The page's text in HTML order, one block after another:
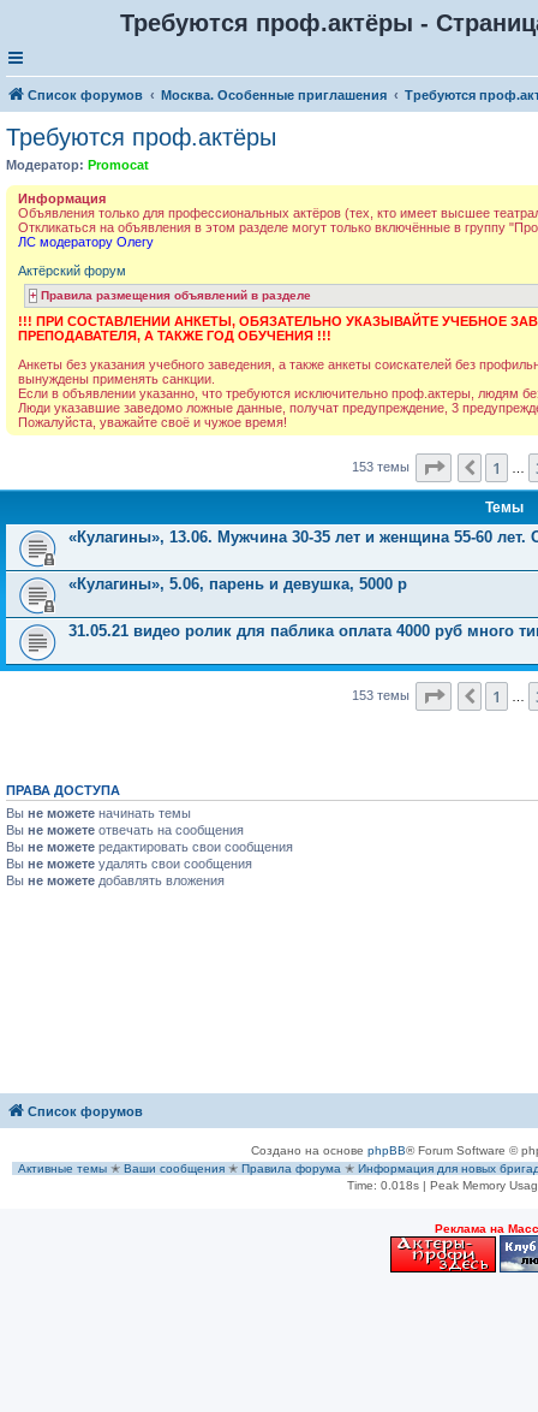
Требуются проф.актёры -
Список форумов Москва. Особенные приглашения Требуются
Требуются проф.актёры
Модератор: Promocat
Информация
Объявления только для профессиональных актёров (тех, кто имеет высшее
Откликаться на объявления в этом разделе могут только включённые в группу
ЛС модератору Олегу
Актёрский форум
Правила размещения объявлений в разделе
!!! ПРИ СОСТАВЛЕНИИ АНКЕТЫ, ОБЯЗАТЕЛЬНО УКАЗЫВАЙТЕ УЧЕБНОЕ
ПРЕПОДАВАТЕЛЯ, А ТАКЖЕ ГОД ОБУЧЕНИЯ !!!
Анкеты без указания учебного заведения, а также анкеты соискателей без
вынуждены применять санкции.
Если в объявлении указанно, что требуются исключительно проф.актеры, людям
Люди указавшие заведомо ложные данные, получат предупреждение, 3
Пожалуйста, уважайте своё и чужое время!
153 темы Страница
Пред.
1
Темы
«Кулагины», 13.06. Мужчина 30-35 лет и женщина 55-60 лет.
«Кулагины», 5.06, парень и девушка, 5000 р
31.05.21 видео ролик для паблика оплата 4000 руб много
153 темы Страница
Пред.
1
ПРАВА ДОСТУПА
Вы не можете начинать темы
Вы не можете отвечать на сообщения
Вы не можете редактировать свои сообщения
Вы не можете удалять свои сообщения
Вы не можете добавлять вложения
Список форумов
Создано на основе phpBB® Forum Software ©
Активные темы ✭ Ваши сообщения ✭ Правила форума ✭ Информация для новых
Time: 0.018s| Peak Memory
Рeклама на